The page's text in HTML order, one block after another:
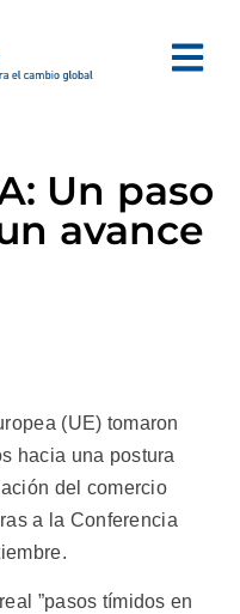
Un paso
avance
(UE) tomaron
hacia una postura
del comercio
a la Conferencia
”pasos tímidos en